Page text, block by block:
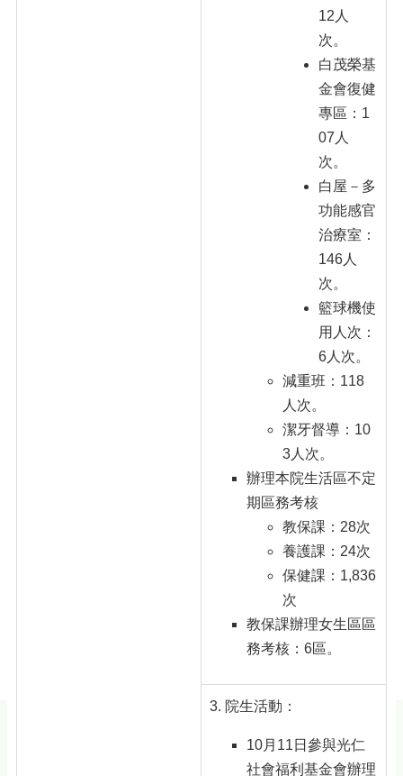
12人
次。
白茂榮基
金會復健
專區：1
07人
次。
白屋－多
功能感官
治療室：
146人
次。
籃球機使
用人次：
6人次。
減重班：118
人次。
潔牙督導：10
3人次。
辦理本院生活區不定
期區務考核
教保課：28次
養護課：24次
保健課：1,836
次
教保課辦理女生區區
務考核：6區。
院生活動：
10月11日參與光仁
社會福利基金會辦理